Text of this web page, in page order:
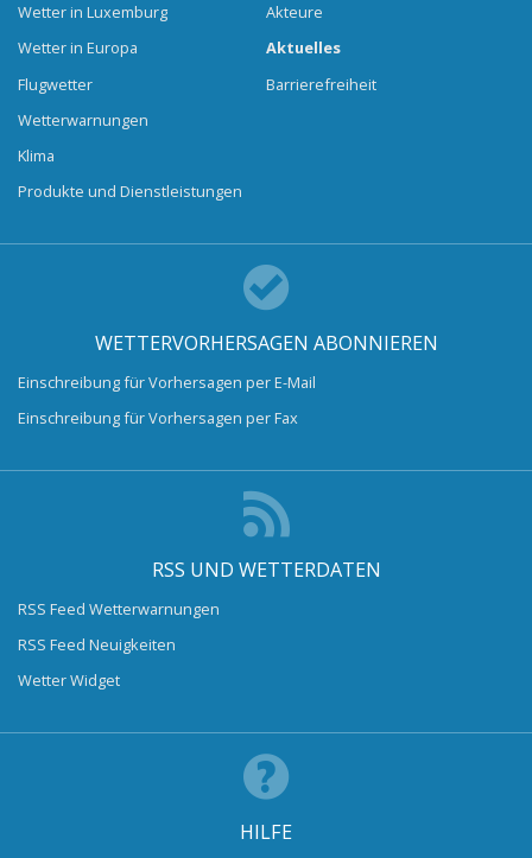
Wetter in Luxemburg
Wetter in Europa
Flugwetter
Wetterwarnungen
Klima
Produkte und Dienstleistungen
Akteure
Aktuelles
Barrierefreiheit
WETTERVORHERSAGEN ABONNIEREN
Einschreibung für Vorhersagen per E-Mail
Einschreibung für Vorhersagen per Fax
RSS UND WETTERDATEN
RSS Feed Wetterwarnungen
RSS Feed Neuigkeiten
Wetter Widget
HILFE